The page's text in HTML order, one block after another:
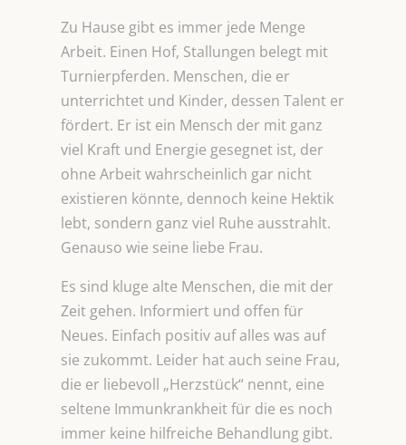
Zu Hause gibt es immer jede Menge
Arbeit. Einen Hof, Stallungen belegt mit
Turnierpferden. Menschen, die er
unterrichtet und Kinder, dessen Talent er
fördert. Er ist ein Mensch der mit ganz
viel Kraft und Energie gesegnet ist, der
ohne Arbeit wahrscheinlich gar nicht
existieren könnte, dennoch keine Hektik
lebt, sondern ganz viel Ruhe ausstrahlt.
Genauso wie seine liebe Frau.
Es sind kluge alte Menschen, die mit der
Zeit gehen. Informiert und offen für
Neues. Einfach positiv auf alles was auf
sie zukommt. Leider hat auch seine Frau,
die er liebevoll „Herzstück“ nennt, eine
seltene Immunkrankheit für die es noch
immer keine hilfreiche Behandlung gibt.